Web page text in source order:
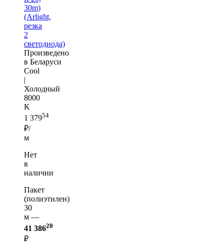
30m)
(Arlight,
резка
2
светодиода)
Произведено
в Беларуси
Cool
|
Холодный
8000
K
1 37954
₽/
м
Нет
в
наличии
Пакет
(полиэтилен)
30
м —
41 38620
₽